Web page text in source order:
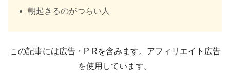
朝起きるのがつらい人
この記事には広告・P Rを含みます。アフィリエイト広告
を使用しています。